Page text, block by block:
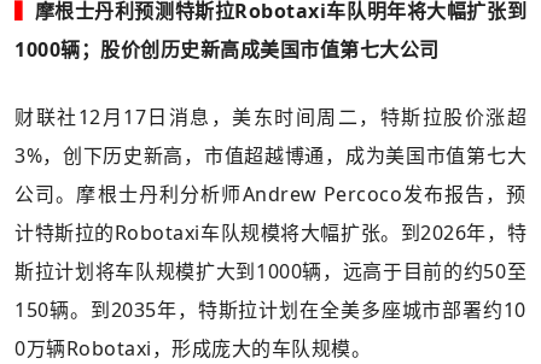
摩根士丹利预测特斯拉Robotaxi车队明年将大幅扩张到
1000辆；股价创历史新高成美国市值第七大公司
财联社12月17日消息，美东时间周二，特斯拉股价涨超
3%，创下历史新高，市值超越博通，成为美国市值第七大
公司。摩根士丹利分析师Andrew Percoco发布报告，预
计特斯拉的Robotaxi车队规模将大幅扩张。到2026年，特
斯拉计划将车队规模扩大到1000辆，远高于目前的约50至
150辆。到2035年，特斯拉计划在全美多座城市部署约10
0万辆Robotaxi，形成庞大的车队规模。